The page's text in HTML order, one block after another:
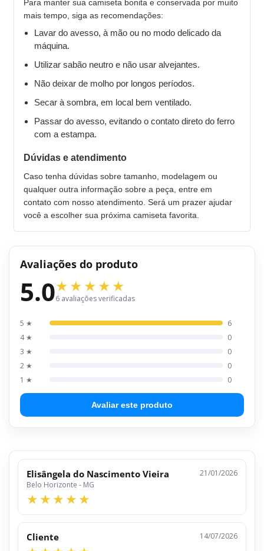
Para manter sua camiseta bonita e conservada por muito
mais tempo, siga as recomendações:
Lavar do avesso, à mão ou no modo delicado da
máquina.
Utilizar sabão neutro e não usar alvejantes.
Não deixar de molho por longos períodos.
Secar à sombra, em local bem ventilado.
Passar do avesso, evitando o contato direto do ferro
com a estampa.
Dúvidas e atendimento
Caso tenha dúvidas sobre tamanho, modelagem ou
qualquer outra informação sobre a peça, entre em
contato com nosso atendimento. Será um prazer ajudar
você a escolher sua próxima camiseta favorita.
Avaliações do produto
5.06 avaliações verificadas
5 ★
6
4 ★
0
3 ★
0
2 ★
0
1 ★
0
Avaliar este produto
Elisângela do Nascimento Vieira
Belo Horizonte - MG
21/01/2026
Cliente 14/07/2026